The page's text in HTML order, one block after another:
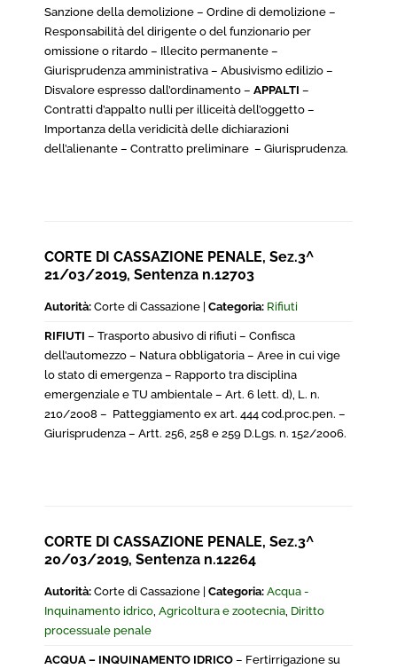
Sanzione della demolizione – Ordine di demolizione –
Responsabilità del dirigente o del funzionario per
omissione o ritardo – Illecito permanente –
Giurisprudenza amministrativa – Abusivismo edilizio –
Disvalore espresso dall’ordinamento – APPALTI –
Contratti d’appalto nulli per illiceità dell’oggetto –
Importanza della veridicità delle dichiarazioni
dell’alienante – Contratto preliminare – Giurisprudenza.
CORTE DI CASSAZIONE PENALE, Sez.3^
21/03/2019, Sentenza n.12703
Autorità: Corte di Cassazione | Categoria: Rifiuti
RIFIUTI – Trasporto abusivo di rifiuti – Confisca
dell’automezzo – Natura obbligatoria – Aree in cui vige
lo stato di emergenza – Rapporto tra disciplina
emergenziale e TU ambientale – Art. 6 lett. d), L. n.
210/2008 – Patteggiamento ex art. 444 cod.proc.pen. –
Giurisprudenza – Artt. 256, 258 e 259 D.Lgs. n. 152/2006.
CORTE DI CASSAZIONE PENALE, Sez.3^
20/03/2019, Sentenza n.12264
Autorità: Corte di Cassazione | Categoria: Acqua -
Inquinamento idrico, Agricoltura e zootecnia, Diritto
processuale penale
ACQUA – INQUINAMENTO IDRICO – Fertirrigazione su